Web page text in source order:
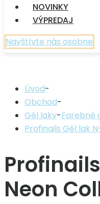
NOVINKY
VÝPREDAJ
Navštívte nás osobne
Úvod-
Obchod-
Gél laky-Farebné
Profinails Gél lak
Neon